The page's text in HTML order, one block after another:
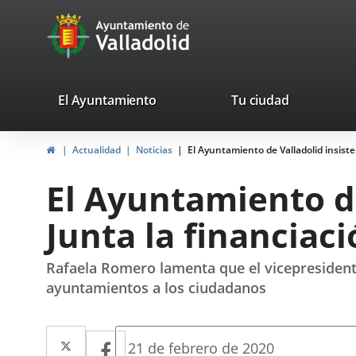
Portal
Web
Ayuntamiento
de
valladolid.es
El Ayuntamiento Tu ciudad
InicioActualidad Noticias El Ayuntamiento de Valladolid
El Ayuntamiento
Junta la
Rafaela Romero lamenta que el
ayuntamientos a los ciudadanos
Twitter
EnlaceFacebook
Enlace
Fecha
21 de febrero de 2020